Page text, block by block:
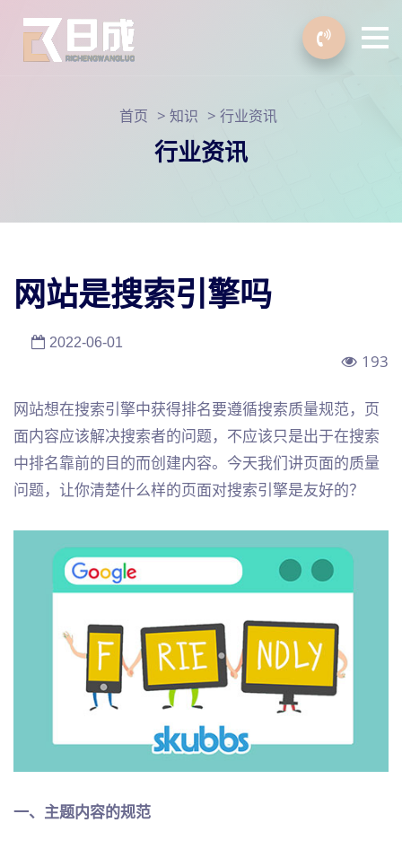
首页 > 知识 > 行业资讯
行业资讯
网站是搜索引擎吗
2022-06-01
193
网站想在搜索引擎中获得排名要遵循搜索质量规范，页
面内容应该解决搜索者的问题，不应该只是出于在搜索
中排名靠前的目的而创建内容。今天我们讲页面的质量
问题，让你清楚什么样的页面对搜索引擎是友好的？
一、主题内容的规范